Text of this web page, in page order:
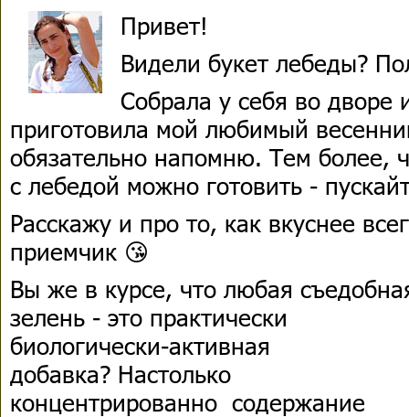
Привет!
Видели букет лебеды?
Собрала у себя во дворе
приготовила мой любимый
обязательно напомню. Тем более,
с лебедой можно готовить -
Расскажу и про то, как вкуснее
приемчик 😘
Вы же в курсе, что любая
зелень - это практически
биологически-активная
добавка? Настолько
концентрированно содержание